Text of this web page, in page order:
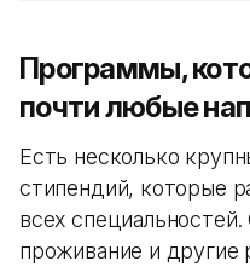
Программы,
почти любые
Есть несколько
стипендий, которые
всех
проживание и другие